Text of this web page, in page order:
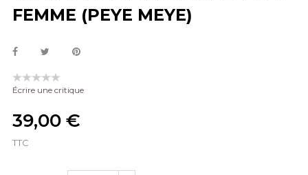
FEMME (PEYE MEYE)
Écrire une critique
39,00 €
TTC